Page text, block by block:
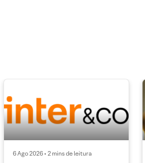
6 Ago 2026 • 2 mins de leitura